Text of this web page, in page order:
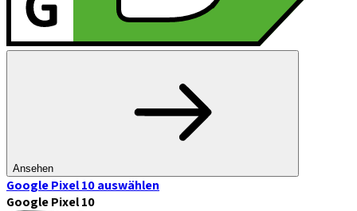
Ansehen
Google Pixel 10auswählen
Google Pixel 10